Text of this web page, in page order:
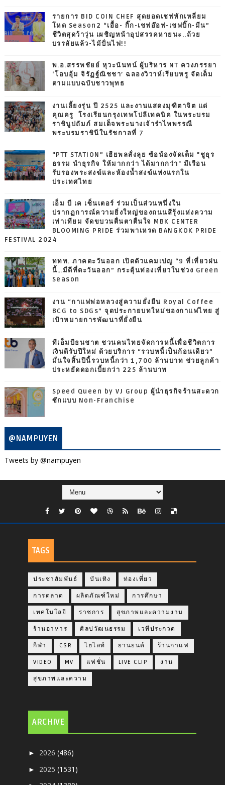
รายการ BID COIN CHEF สุดยอดเชฟหักเหลี่ยม
โหด Season2 “เอื้อ- กิ๊ก-เชฟอ๊อฟ-เชฟบิ๊ก-มีน”
ชีวิตสุดว้าวุ่น เผชิญหน้าอุปสรรคหายนะ..ถ้วย
บรรลัยแล้ว-ไม้ปั่นไฟ!!
พ.อ.สรรพชัยย์ หุวะนันทน์ ผู้บริหาร NT ควงภรรยา
‘โอบอุ้ม จิรัฏฐ์ณิชชา’ ฉลองวิวาห์เรียบหรู จัดเต็ม
ตามแบบฉบับชาวพุทธ
งานเลี้ยงรุ่น ปี 2525 และงานแสดงมุฑิตาจิต แด่
คุณครู โรงเรียนกรุงเทพโปลีเทคนิค ในพระบรม
ราชินูปถัมภ์ สมเด็จพระนางเจ้ารำไพพรรณี
พระบรมราชินีในรัชกาลที่ 7
“PTT STATION” เฮียพลสั่งลุย ซ้อน้องจัดเต็ม "ชูธุร
ธรรม นำธุรกิจ ให้มากกว่า ได้มากกว่า" มีเรือน
รับรองพระสงฆ์และห้องน้ำสงฆ์แห่งแรกใน
ประเทศไทย
เอ็ม บี เค เซ็นเตอร์ ร่วมเป็นส่วนหนึ่งใน
ปรากฏการณ์ความยิ่งใหญ่ของถนนสีรุ้งแห่งความ
เท่าเทียม จัดขบวนตื่นตาตื่นใจ MBK CENTER
BLOOMING PRIDE ร่วมพาเหรด BANGKOK PRIDE
FESTIVAL 2024
ททท. ภาคตะวันออก เปิดตัวแคมเปญ “9 ที่เที่ยวฝน
นี้…มีดีที่ตะวันออก” กระตุ้นท่องเที่ยวในช่วง Green
Season
งาน “กาแฟพ่อหลวงสู่ความยั่งยืน Royal Coffee
BCG to SDGs” จุดประกายบทใหม่ของกาแฟไทย สู่
เป้าหมายการพัฒนาที่ยั่งยืน
ทีเอ็มบีธนชาต ชวนคนไทยจัดการหนี้เพื่อชีวิตการ
เงินดีรับปีใหม่ ด้วยบริการ “รวบหนี้เป็นก้อนเดียว”
มั่นใจสิ้นปีนี้รวบหนี้กว่า 1,700 ล้านบาท ช่วยลูกค้า
ประหยัดดอกเบี้ยกว่า 225 ล้านบาท
Speed Queen by VJ Group ผู้นำธุรกิจร้านสะดวก
ซักแบบ Non-Franchise
@NAMPUYEN
Tweets by @nampuyen
TAGS
ประชาสัมพันธ์ บันเทิง ท่องเที่ยว
การตลาด ผลิตภัณฑ์ใหม่ การศึกษา
เทคโนโลยี ราชการ สุขภาพและความงาม
ร้านอาหาร ศิลปวัฒนธรรม เวทีประกวด
กีฬา CSR ไฮไลท์ ยานยนต์ ร้านกาแฟ
VIDEO MV แฟชั่น LIVE CLIP งาน
สุขภาพและความ
ARCHIVE
► 2026(486)
► 2025(1531)